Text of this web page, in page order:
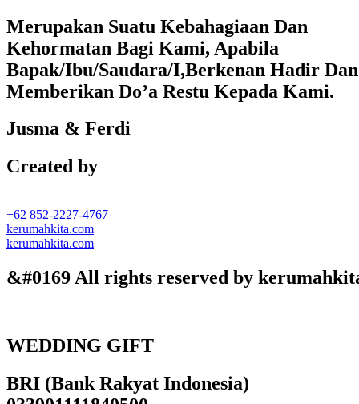
Merupakan Suatu Kebahagiaan Dan
Kehormatan Bagi Kami, Apabila
Bapak/Ibu/Saudara/I,Berkenan Hadir Dan
Memberikan Do’a Restu Kepada Kami.
Jusma & Ferdi
Created by
+62 852-2227-4767
kerumahkita.com
kerumahkita.com
&#0169 All rights reserved by
WEDDING GIFT
BRI (Bank Rakyat Indonesia)